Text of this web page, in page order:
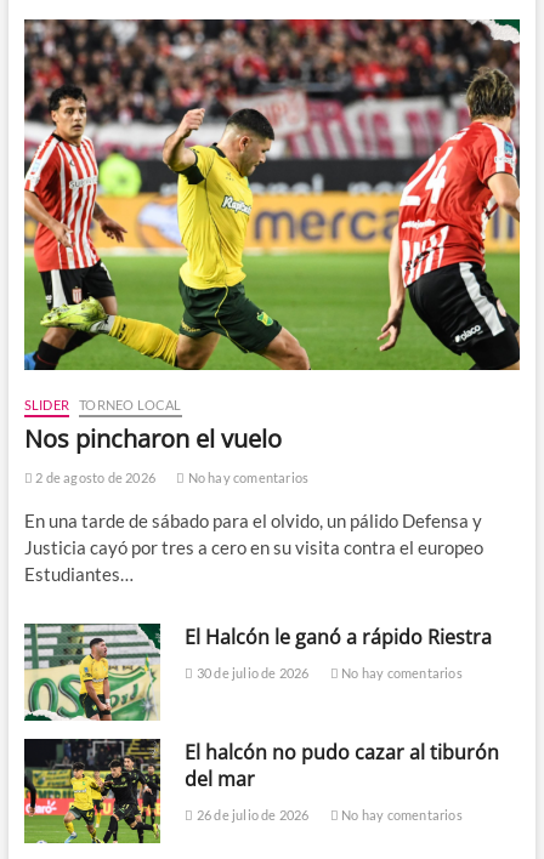
SLIDER TORNEO LOCAL
Nos pincharon el vuelo
2 de agosto de 2026 No hay comentarios
En una tarde de sábado para el olvido, un pálido Defensa y
Justicia cayó por tres a cero en su visita contra el europeo
Estudiantes…
El Halcón le ganó a rápido Riestra
30 de julio de 2026 No hay comentarios
El halcón no pudo cazar al tiburón
del mar
26 de julio de 2026 No hay comentarios